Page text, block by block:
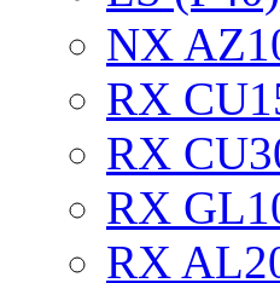
NX
RX
RX
RX
RX